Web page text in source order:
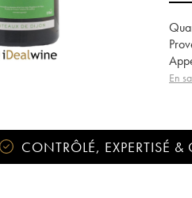
En
CONTRÔLÉ, EXPERTISÉ &